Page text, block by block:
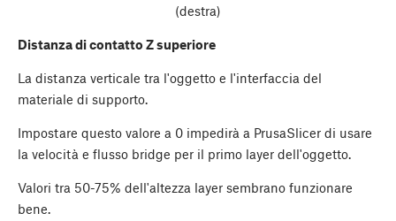
(destra)
Distanza di contatto Z superiore
La distanza verticale tra l'oggetto e l'interfaccia del
materiale di supporto.
Impostare questo valore a 0 impedirà a PrusaSlicer di usare
la velocità e flusso bridge per il primo layer dell'oggetto.
Valori tra 50-75% dell'altezza layer sembrano funzionare
bene.